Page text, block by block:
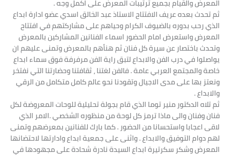
المعرض والقيام بجميع ترتيبات المعرض على اكمل وجه .
ثم تحدث بعده عريف الافتتاح الاستاذ عبد الخالق اسدي عضو ادارة ابداع
الذي رحب بدوره بالضيوف الكرام وحياهم على مشاركتهم في افتتاح
المعرض واستعرض امام الحضور اسماء الفنانين المشاركين بالمعرض
وتحدث باختصار عن سيرة كل فنان ثم هنأهم بالمعرض وتمنى عليهم ان
يواصلوا في درب الفن والابداع لتبق راية الفن مرفرفة فوق سماء ابداع
خاصة والمجتمع العربي عامة . فالفن لغتنا ، ثقافتنا وحضارتنا التي نفتخر
ونعتز بها على مدى الاجيال وتقودنا نحو عالم كامل متكامل من الرقي
والابداع .
ثم تلاه الدكتور منير توما الذي قام بجولة تحليلية للوحات المعروضة لكل
فنان وفنان والى ماذا ترمز كل لوحة من منظوره الشخصي .الامر الذي
لاقى اعجابا واستحسانا من الحضور . كما بارك للفنانين بمعرضهم وتمنى
لهم دوام التوفيق والابداع . واثنى على جمعية ابداع وادارتها لاحتضانها
المعرض وشكر سكرتيرة ابداع السيدة نادرة شحادة على مجهودها في